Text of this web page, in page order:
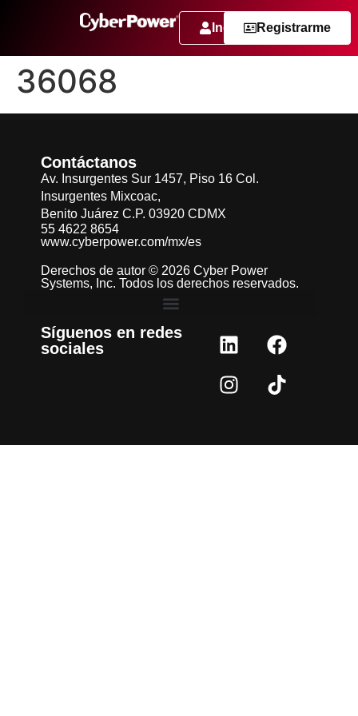
IngresarRegistrarme
36068
Contáctanos
Av. Insurgentes Sur 1457, Piso 16 Col.
Insurgentes Mixcoac,
Benito Juárez C.P. 03920 CDMX
55 4622 8654
www.cyberpower.com/mx/es
Derechos de autor © 2026 Cyber Power
Systems, Inc. Todos los derechos reservados.
Síguenos en redes
sociales